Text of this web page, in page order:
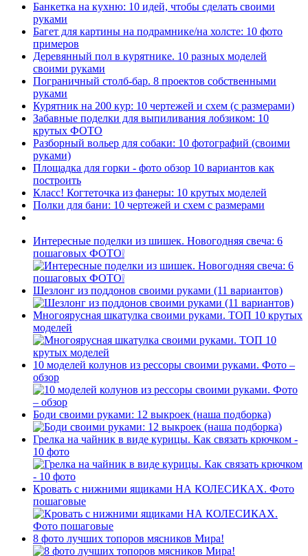
Банкетка на кухню: 10 идей, чтобы сделать своими
руками
Багет для картины на подрамнике/на холсте: 10 фото
примеров
Деревянный пол в курятнике. 10 разных моделей
своими руками
Пограничный столб-бар. 8 проектов собственными
руками
Курятник на 200 кур: 10 чертежей и схем (с размерами)
Забавные поделки для выпиливания лобзиком: 10
крутых ФОТО
Разборный вольер для собаки: 10 фотографий (своими
руками)
Площадка для горки - фото обзор 10 вариантов как
построить
Класс! Когтеточка из фанеры: 10 крутых моделей
Полки для бани: 10 чертежей и схем с размерами
Интересные поделки из шишек. Новогодняя свеча: 6
пошаговых ФОТО❕
Шезлонг из поддонов своими руками (11 вариантов)
Многоярусная шкатулка своими руками. ТОП 10 крутых
моделей
10 моделей колунов из рессоры своими руками. Фото –
обзор
Боди своими руками: 12 выкроек (наша подборка)
Грелка на чайник в виде курицы. Как связать крючком -
10 фото
Кровать с нижними ящиками НА КОЛЕСИКАХ. Фото
пошаговые
8 фото лучших топоров мясников Мира!